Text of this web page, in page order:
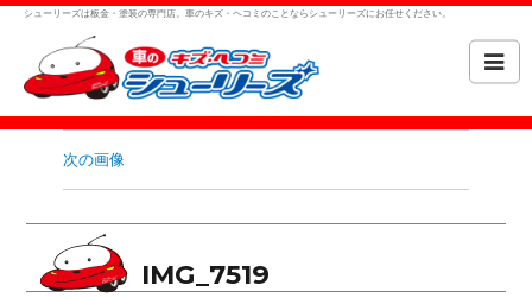
シューリーズは板金・塗装の専門店。車のキズ・ヘコミのことならシューリーズにお任せください。
次の画像
IMG_7519